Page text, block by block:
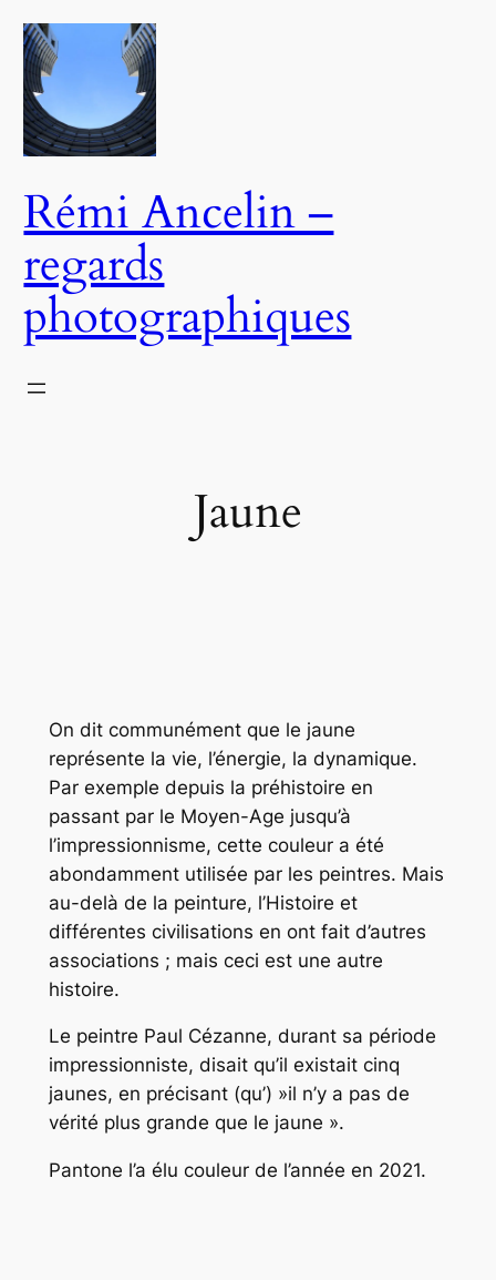
Aller
au
contenu
Rémi Ancelin –
regards
photographiques
Jaune
On dit communément que le jaune
représente la vie, l’énergie, la dynamique.
Par exemple depuis la préhistoire en
passant par le Moyen-Age jusqu’à
l’impressionnisme, cette couleur a été
abondamment utilisée par les peintres. Mais
au-delà de la peinture, l’Histoire et
différentes civilisations en ont fait d’autres
associations ; mais ceci est une autre
histoire.
Le peintre Paul Cézanne, durant sa période
impressionniste, disait qu’il existait cinq
jaunes, en précisant (qu’) »il n’y a pas de
vérité plus grande que le jaune ».
Pantone l’a élu couleur de l’année en 2021.